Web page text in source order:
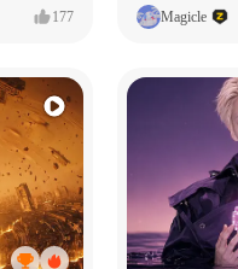
177 Magicle